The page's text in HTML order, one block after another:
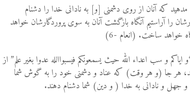
كه آنان از روى دشمنى [و] به نادانى خدا را دشنام
را آراستيم آنگاه بازگشت آنان به سوى پروردگارشان خواهد
خواهد ساخت. (انعام -6)
و سب اعداء الله حیث یسمعونکم فیسبواالله عدوا بغیر علم” از
هر جا (و هر وقت) که عناد و دشمنی خود را به گوش شما
جهل و نادانی به خدا ( و دین) شما دشنام دهند.